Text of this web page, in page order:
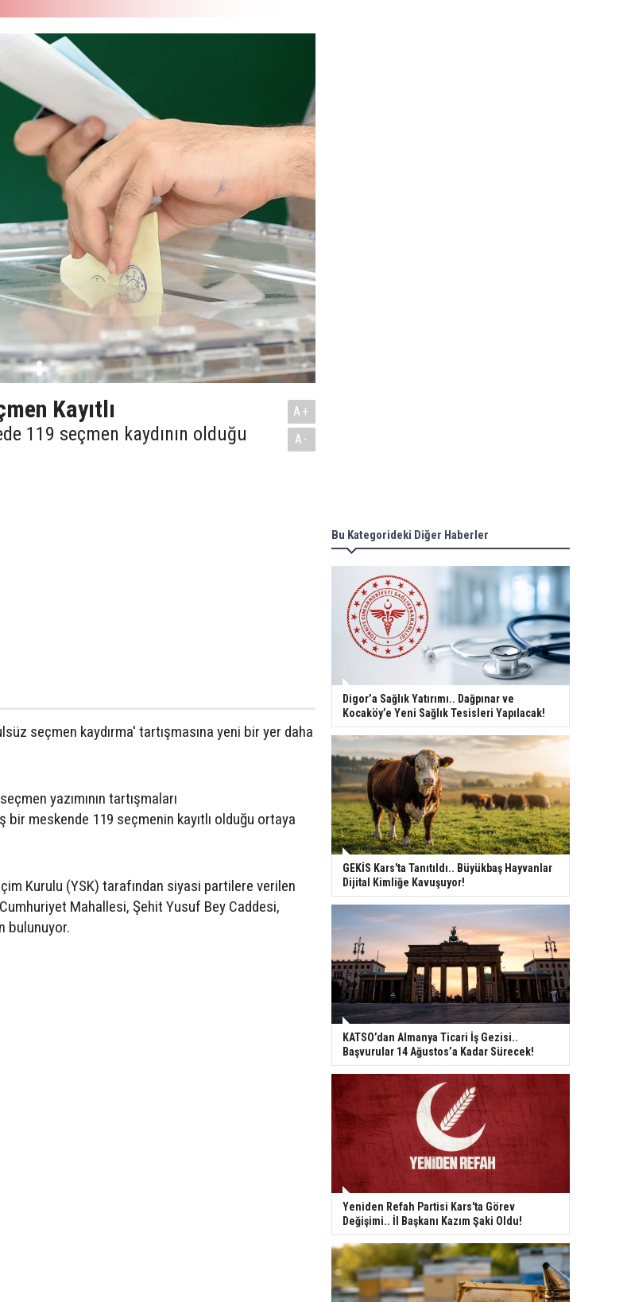
Kayıtlı
119 seçmen kaydının olduğu
A+
A-
seçmen kaydırma' tartışmasına yeni bir yer daha
yazımının tartışmaları
meskende 119 seçmenin kayıtlı olduğu ortaya
Kurulu (YSK) tarafından siyasi partilere verilen
Mahallesi, Şehit Yusuf Bey Caddesi,
bulunuyor.
Bu Kategorideki Diğer Haberler
Digor’a Sağlık Yatırımı.. Dağpınar ve
Kocaköy’e Yeni Sağlık Tesisleri Yapılacak!
GEKİS Kars'ta Tanıtıldı.. Büyükbaş Hayvanlar
Dijital Kimliğe Kavuşuyor!
KATSO’dan Almanya Ticari İş Gezisi..
Başvurular 14 Ağustos’a Kadar Sürecek!
Yeniden Refah Partisi Kars'ta Görev
Değişimi.. İl Başkanı Kazım Şaki Oldu!